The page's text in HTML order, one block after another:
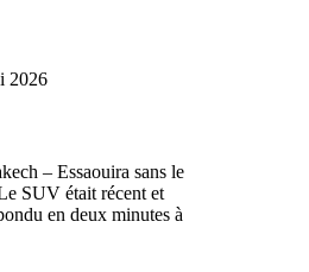
2026
– Essaouira sans le
SUV était récent et
en deux minutes à